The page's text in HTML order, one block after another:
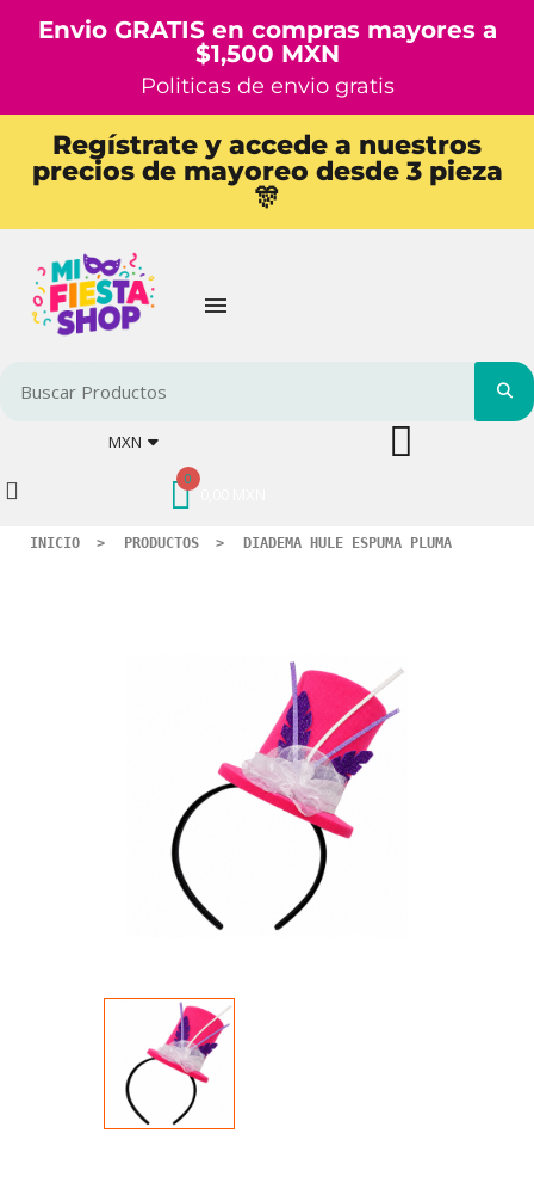
Envio GRATIS en compras mayores a
$1,500 MXN
Politicas de envio gratis
Regístrate y accede a nuestros
precios de mayoreo desde 3 pieza
🎊
MXN
INICIO PRODUCTOS DIADEMA HULE ESPUMA PLUMA